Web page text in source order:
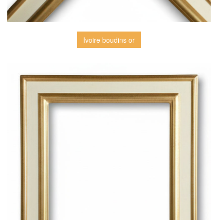
Ivoire boudins or